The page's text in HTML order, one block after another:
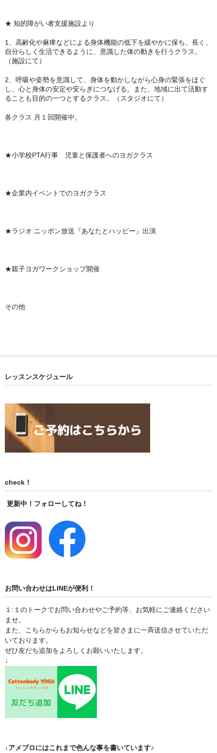
★ 知的障がい者支援施設より
1、高齢化や麻痺などによる身体機能の低下を緩やかに保ち、長く、
自分らしく生活できるように、意識した体の動きを行うクラス。
（施設にて）
2、呼吸や姿勢を意識して、身体を動かしながら心身の緊張をほぐ
し、心と身体の安定や安らぎにつなげる。また、地域に出て活動す
ることも目的の一つとするクラス。（スタジオにて）
各クラス 月１回開催中。
★小学校PTA行事 児童と保護者へのヨガクラス
★企業内イベントでのヨガクラス
★ラジオ ニッポン放送『あなたとハッピー』出演
★親子ヨガワークショップ開催
その他
レッスンスケジュール
check！
更新中！フォローしてね！
お問い合わせはLINEが便利！
１:１のトークでお問い合わせやご予約等、お気軽にご連絡ください
ませ。
また、こちらからもお知らせなどを皆さまに一斉送信させていただ
いております。
ぜひ友だち追加をよろしくお願いいたします。
↓
↓アメブロにはこれまで色んな事を書いています♪